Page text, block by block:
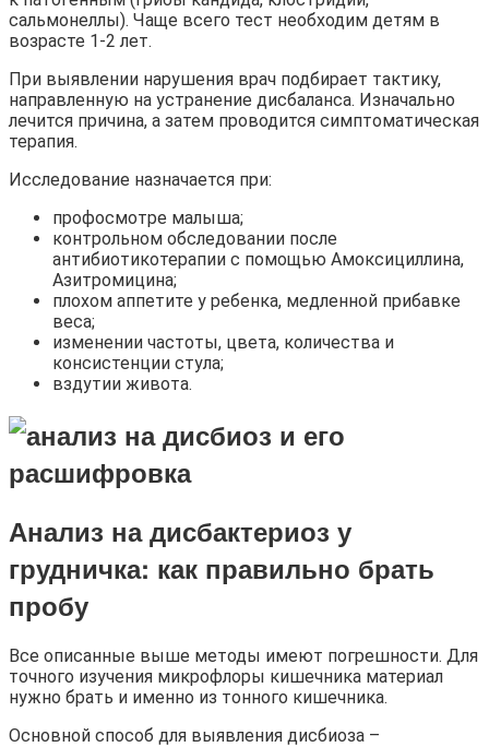
сальмонеллы). Чаще всего тест необходим детям в
возрасте 1-2 лет.
При выявлении нарушения врач подбирает тактику,
направленную на устранение дисбаланса. Изначально
лечится причина, а затем проводится симптоматическая
терапия.
Исследование назначается при:
профосмотре малыша;
контрольном обследовании после
антибиотикотерапии с помощью Амоксициллина,
Азитромицина;
плохом аппетите у ребенка, медленной прибавке
веса;
изменении частоты, цвета, количества и
консистенции стула;
вздутии живота.
Анализ на дисбактериоз у
грудничка: как правильно брать
пробу
Все описанные выше методы имеют погрешности. Для
точного изучения микрофлоры кишечника материал
нужно брать и именно из тонного кишечника.
Основной способ для выявления дисбиоза –